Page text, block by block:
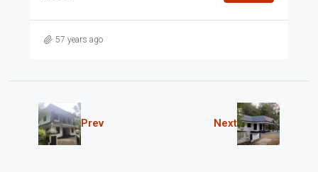
57 years ago
Prev Next